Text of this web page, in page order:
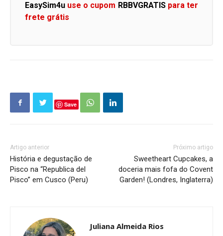
EasySim4u use o cupom RBBVGRATIS para ter
frete grátis
Save
Artigo anterior
História e degustação de
Pisco na “Republica del
Pisco” em Cusco (Peru)
Próximo artigo
Sweetheart Cupcakes, a
doceria mais fofa do Covent
Garden! (Londres, Inglaterra)
Juliana Almeida Rios